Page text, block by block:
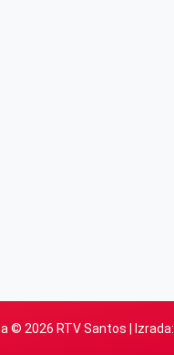
© 2026 RTV Santos | Izrada: